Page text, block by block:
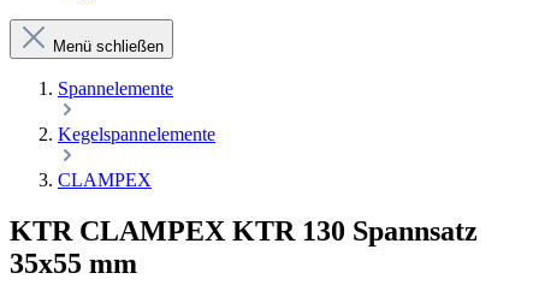
Menü schließen
Spannelemente
Kegelspannelemente
CLAMPEX
KTR CLAMPEX KTR 130 Spannsatz
35x55 mm